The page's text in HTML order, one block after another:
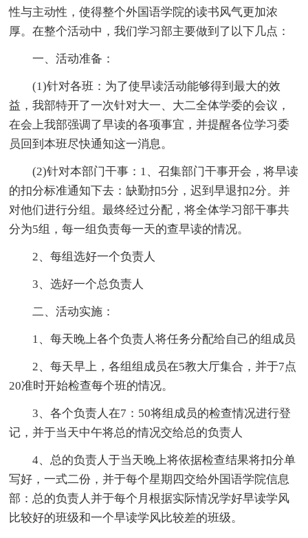
性与主动性，使得整个外国语学院的读书风气更加浓
厚。在整个活动中，我们学习部主要做到了以下几点：
一、活动准备：
(1)针对各班：为了使早读活动能够得到最大的效
益，我部特开了一次针对大一、大二全体学委的会议，
在会上我部强调了早读的各项事宜，并提醒各位学习委
员回到本班尽快通知这一消息。
(2)针对本部门干事：1、召集部门干事开会，将早读
的扣分标准通知下去：缺勤扣5分，迟到早退扣2分。并
对他们进行分组。最终经过分配，将全体学习部干事共
分为5组，每一组负责每一天的查早读的情况。
2、每组选好一个负责人
3、选好一个总负责人
二、活动实施：
1、每天晚上各个负责人将任务分配给自己的组成员
2、每天早上，各组组成员在5教大厅集合，并于7点
20准时开始检查每个班的情况。
3、各个负责人在7：50将组成员的检查情况进行登
记，并于当天中午将总的情况交给总的负责人
4、总的负责人于当天晚上将依据检查结果将扣分单
写好，一式二份，并于每个星期四交给外国语学院信息
部：总的负责人并于每个月根据实际情况学好早读学风
比较好的班级和一个早读学风比较差的班级。